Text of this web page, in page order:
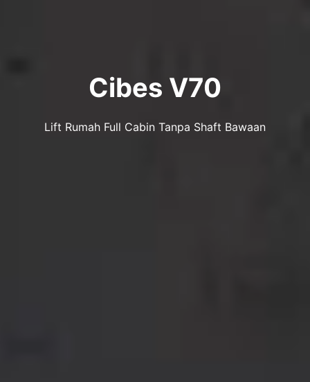
Cibes V70
Lift Rumah Full Cabin Tanpa Shaft Bawaan